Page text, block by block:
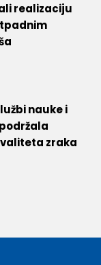
realizaciju
nauke i
zraka